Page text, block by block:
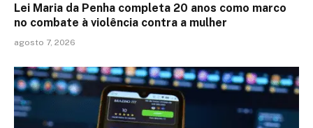
Lei Maria da Penha completa 20 anos como marco
no combate à violência contra a mulher
agosto 7, 2026